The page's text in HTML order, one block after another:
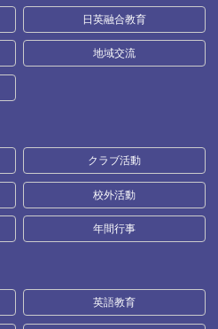
日英融合教育
地域交流
クラブ活動
校外活動
年間行事
英語教育